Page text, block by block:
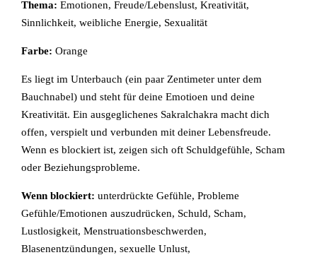
Thema: Emotionen, Freude/Lebenslust, Kreativität,
Sinnlichkeit, weibliche Energie, Sexualität
Farbe: Orange
Es liegt im Unterbauch (ein paar Zentimeter unter dem
Bauchnabel) und steht für deine Emotioen und deine
Kreativität. Ein ausgeglichenes Sakralchakra macht dich
offen, verspielt und verbunden mit deiner Lebensfreude.
Wenn es blockiert ist, zeigen sich oft Schuldgefühle, Scham
oder Beziehungsprobleme.
Wenn blockiert: unterdrückte Gefühle, Probleme
Gefühle/Emotionen auszudrücken, Schuld, Scham,
Lustlosigkeit, Menstruationsbeschwerden,
Blasenentzündungen, sexuelle Unlust,